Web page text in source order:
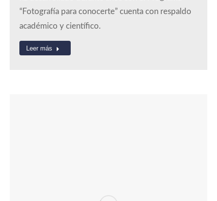
“Fotografía para conocerte” cuenta con respaldo
académico y científico.
Leer más